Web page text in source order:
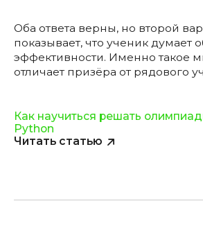
Оба ответа верны, но второй
показывает, что ученик думает
эффективности. Именно такое
отличает призёра от рядового
Как научиться решать
Python
Читать статью